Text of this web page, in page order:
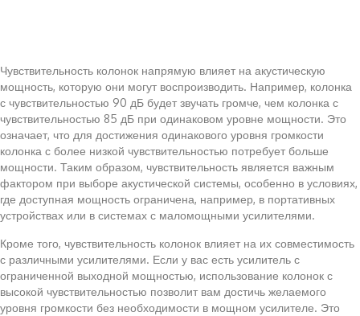
Чувствительность колонок напрямую влияет на акустическую
мощность, которую они могут воспроизводить. Например, колонка
с чувствительностью 90 дБ будет звучать громче, чем колонка с
чувствительностью 85 дБ при одинаковом уровне мощности. Это
означает, что для достижения одинакового уровня громкости
колонка с более низкой чувствительностью потребует больше
мощности. Таким образом, чувствительность является важным
фактором при выборе акустической системы, особенно в условиях,
где доступная мощность ограничена, например, в портативных
устройствах или в системах с маломощными усилителями.
Кроме того, чувствительность колонок влияет на их совместимость
с различными усилителями. Если у вас есть усилитель с
ограниченной выходной мощностью, использование колонок с
высокой чувствительностью позволит вам достичь желаемого
уровня громкости без необходимости в мощном усилителе. Это